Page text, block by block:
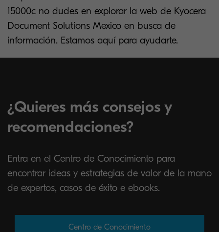
15000c no dudes en explorar la web de Kyocera
Document Solutions Mexico en busca de
información. Estamos aquí para ayudarte.
¿Quieres más consejos y
recomendaciones?
Entra en el Centro de Conocimiento para
encontrar ideas y estrategias de valor de la mano
de expertos, casos de éxito e ebooks.
Centro de Conocimiento